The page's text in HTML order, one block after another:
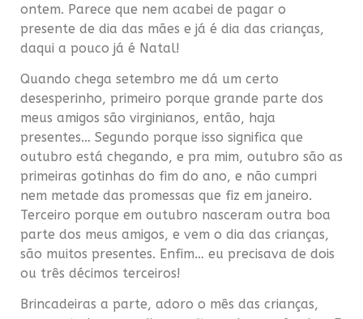
ontem. Parece que nem acabei de pagar o
presente de dia das mães e já é dia das crianças,
daqui a pouco já é Natal!
Quando chega setembro me dá um certo
desesperinho, primeiro porque grande parte dos
meus amigos são virginianos, então, haja
presentes… Segundo porque isso significa que
outubro está chegando, e pra mim, outubro são as
primeiras gotinhas do fim do ano, e não cumpri
nem metade das promessas que fiz em janeiro.
Terceiro porque em outubro nasceram outra boa
parte dos meus amigos, e vem o dia das crianças,
são muitos presentes. Enfim… eu precisava de dois
ou três décimos terceiros!
Brincadeiras a parte, adoro o mês das crianças,